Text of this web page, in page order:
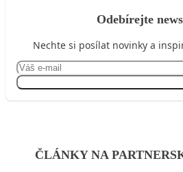
Odebírejte
Nechte si posílat novinky a
ČLÁNKY NA